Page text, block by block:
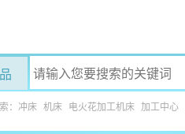
： 冲床 机床 电火花加工机床 加工中心